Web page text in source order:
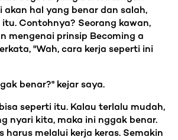
hal yang benar dan salah,
Contohnya? Seorang kawan,
mengenai prinsip Becoming a
"Wah, cara kerja seperti ini
benar?" kejar saya.
seperti itu. Kalau terlalu mudah,
nyari kita, maka ini nggak benar.
harus melalui kerja keras. Semakin